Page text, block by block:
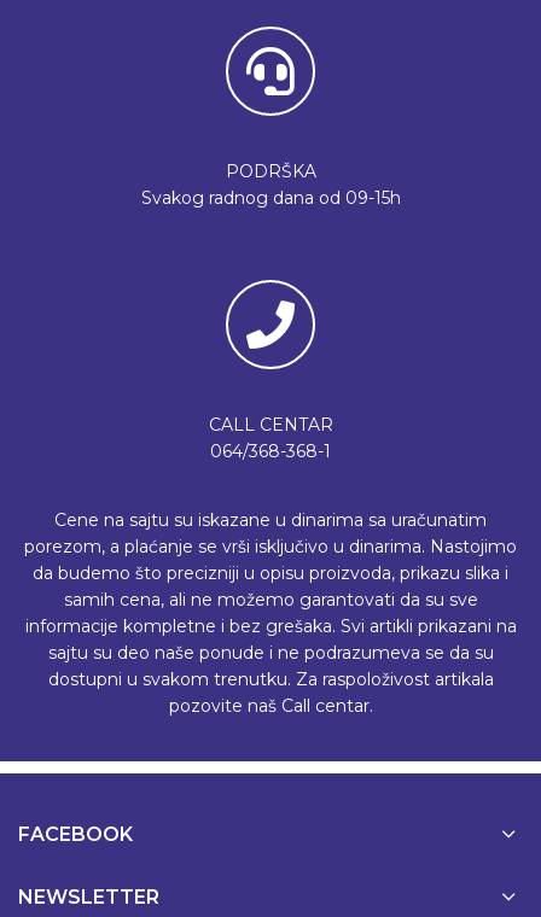
PODRŠKA
Svakog radnog dana od 09-15h
CALL CENTAR
064/368-368-1
Cene na sajtu su iskazane u dinarima sa uračunatim
porezom, a plaćanje se vrši isključivo u dinarima. Nastojimo
da budemo što precizniji u opisu proizvoda, prikazu slika i
samih cena, ali ne možemo garantovati da su sve
informacije kompletne i bez grešaka. Svi artikli prikazani na
sajtu su deo naše ponude i ne podrazumeva se da su
dostupni u svakom trenutku. Za raspoloživost artikala
pozovite naš Call centar.
FACEBOOK
NEWSLETTER